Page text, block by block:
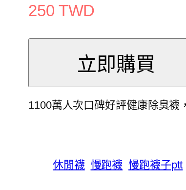
250 TWD
1100萬人次口碑好評健康除臭襪
休閒襪 慢跑襪 慢跑襪子ptt